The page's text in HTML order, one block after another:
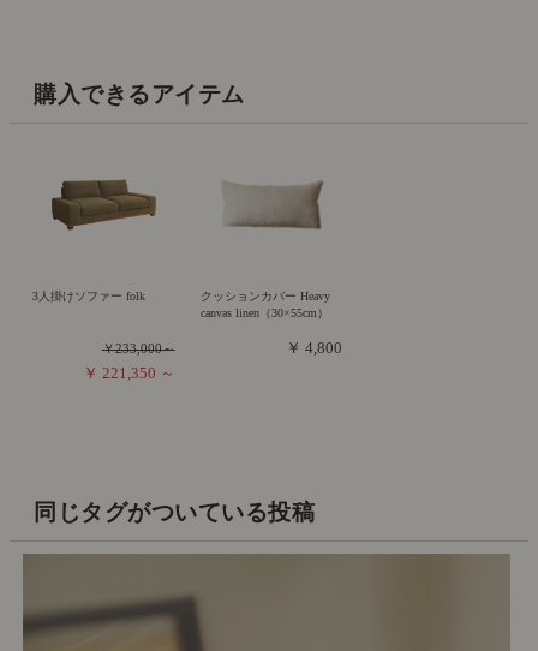
購入できるアイテム
3人掛けソファー folk
￥233,000～
￥ 221,350 ～
クッションカバー Heavy
canvas linen（30×55cm）
￥ 4,800
同じタグがついている投稿